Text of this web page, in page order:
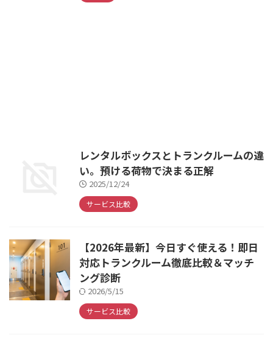
レンタルボックスとトランクルームの違
い。預ける荷物で決まる正解
2025/12/24
サービス比較
【2026年最新】今日すぐ使える！即日
対応トランクルーム徹底比較＆マッチ
ング診断
2026/5/15
サービス比較